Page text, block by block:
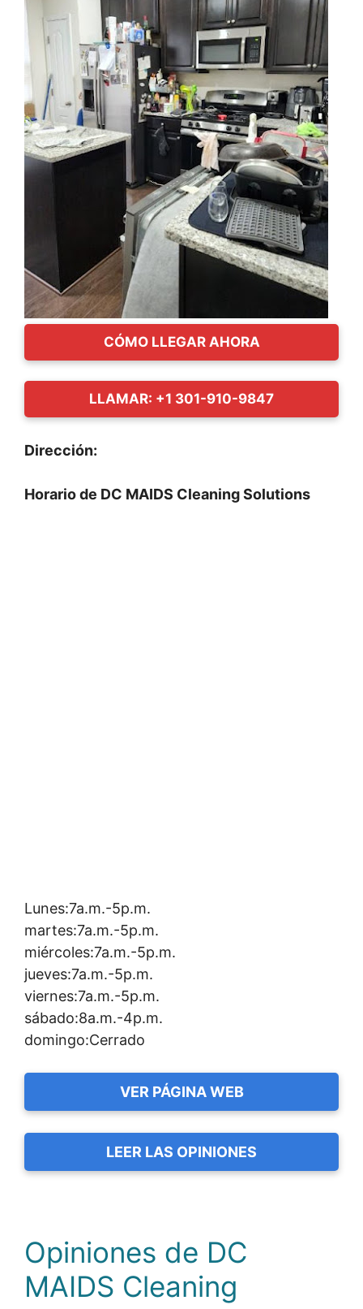
CÓMO LLEGAR AHORA
LLAMAR: +1 301-910-9847
Dirección:
Horario de DC MAIDS Cleaning Solutions
Lunes:7a.m.-5p.m.
martes:7a.m.-5p.m.
miércoles:7a.m.-5p.m.
jueves:7a.m.-5p.m.
viernes:7a.m.-5p.m.
sábado:8a.m.-4p.m.
domingo:Cerrado
VER PÁGINA WEB
LEER LAS OPINIONES
Opiniones de DC
MAIDS Cleaning